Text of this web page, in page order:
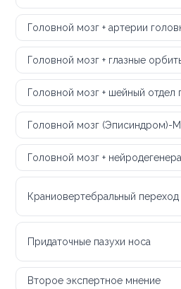
Головной мозг + артерии
Головной мозг + глазные
Головной мозг + шейный отдел
Головной мозг (Эписиндром)-
Головной мозг +
Краниовертебральный переход
Придаточные пазухи носа
Второе экспертное мнение